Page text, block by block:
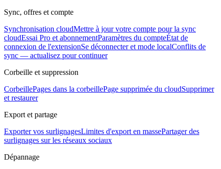
Sync, offres et compte
Synchronisation cloudMettre à jour votre compte pour la sync
cloudEssai Pro et abonnementParamètres du compteÉtat de
connexion de l'extensionSe déconnecter et mode localConflits de
sync — actualisez pour continuer
Corbeille et suppression
CorbeillePages dans la corbeillePage supprimée du cloudSupprimer
et restaurer
Export et partage
Exporter vos surlignagesLimites d'export en massePartager des
surlignages sur les réseaux sociaux
Dépannage